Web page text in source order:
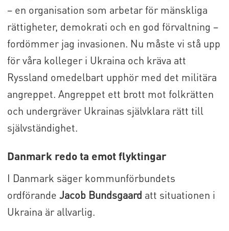
– en organisation som arbetar för mänskliga
rättigheter, demokrati och en god förvaltning –
fordömmer jag invasionen. Nu måste vi stå upp
för våra kolleger i Ukraina och kräva att
Ryssland omedelbart upphör med det militära
angreppet. Angreppet ett brott mot folkrätten
och undergräver Ukrainas självklara rätt till
självständighet.
Danmark redo ta emot flyktingar
I Danmark säger kommunförbundets
ordförande Jacob Bundsgaard att situationen i
Ukraina är allvarlig.